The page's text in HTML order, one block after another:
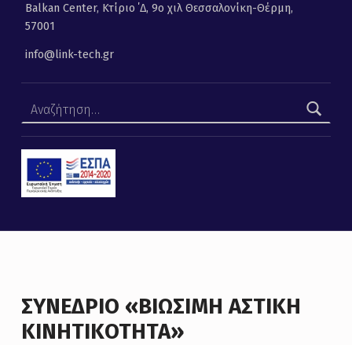
Balkan Center, Κτίριο ΄Δ, 9ο χιλ Θεσσαλονίκη-Θέρμη,
57001
info@link-tech.gr
ΣΥΝΈΔΡΙΟ «ΒΙΏΣΙΜΗ ΑΣΤΙΚΉ
ΚΙΝΗΤΙΚΌΤΗΤΑ»